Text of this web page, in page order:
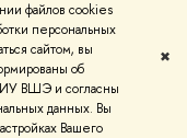
файлов cookies
персональных
сайтом, вы
об
ВШЭ и согласны
данных. Вы
Вашего
✖
Условия